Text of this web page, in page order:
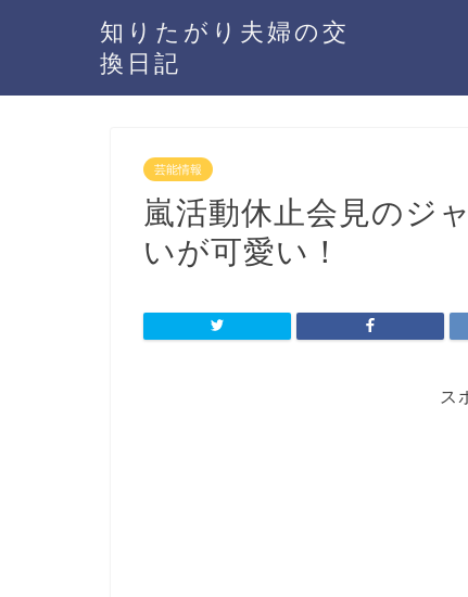
知りたがり夫婦の交
換日記
芸能情報
嵐活動休止会見のジ
いが可愛い！
ス